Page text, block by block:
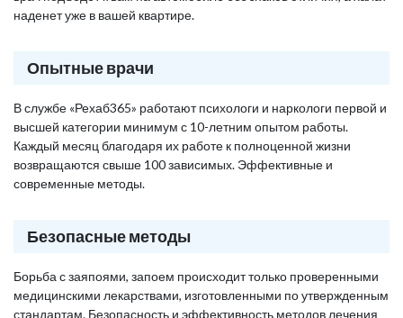
наденет уже в вашей квартире.
Опытные врачи
В службе «Рехаб365» работают психологи и наркологи первой и
высшей категории минимум с 10-летним опытом работы.
Каждый месяц благодаря их работе к полноценной жизни
возвращаются свыше 100 зависимых. Эффективные и
современные методы.
Безопасные методы
Борьба с заяпоями, запоем происходит только проверенными
медицинскими лекарствами, изготовленными по утвержденным
стандартам. Безопасность и эффективность методов лечения